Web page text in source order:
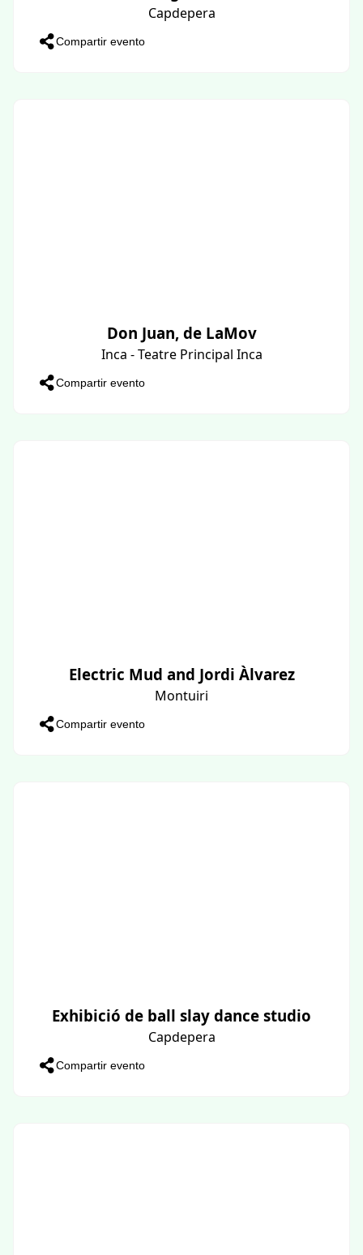
Capdepera
Compartir evento
Don Juan, de LaMov
Inca - Teatre Principal Inca
Compartir evento
Electric Mud and Jordi Àlvarez
Montuiri
Compartir evento
Exhibició de ball slay dance studio
Capdepera
Compartir evento